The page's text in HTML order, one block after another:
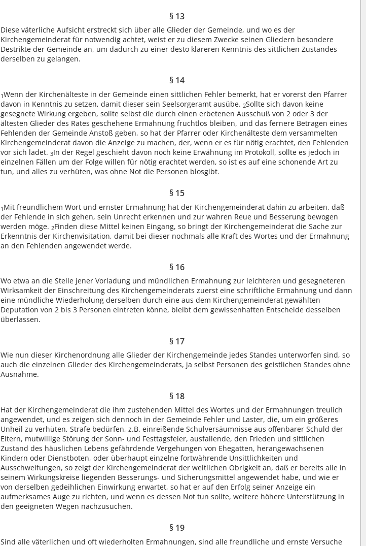
§ 13
Diese väterliche Aufsicht erstreckt sich über alle Glieder der Gemeinde, und wo es der
Kirchengemeinderat für notwendig achtet, weist er zu diesem Zwecke seinen Gliedern besondere
Destrikte der Gemeinde an, um dadurch zu einer desto klareren Kenntnis des sittlichen Zustandes
derselben zu gelangen.
§ 14
1Wenn der Kirchenälteste in der Gemeinde einen sittlichen Fehler bemerkt, hat er vorerst den Pfarrer
davon in Kenntnis zu setzen, damit dieser sein Seelsorgeramt ausübe. 2Sollte sich davon keine
gesegnete Wirkung ergeben, sollte selbst die durch einen erbetenen Ausschuß von 2 oder 3 der
ältesten Glieder des Rates geschehene Ermahnung fruchtlos bleiben, und das fernere Betragen eines
Fehlenden der Gemeinde Anstoß geben, so hat der Pfarrer oder Kirchenälteste dem versammelten
Kirchengemeinderat davon die Anzeige zu machen, der, wenn er es für nötig erachtet, den Fehlenden
vor sich ladet.3In der Regel geschieht davon noch keine Erwähnung im Protokoll, sollte es jedoch in
einzelnen Fällen um der Folge willen für nötig erachtet werden, so ist es auf eine schonende Art zu
tun, und alles zu verhüten, was ohne Not die Personen blosgibt.
§ 15
1 Mit freundlichem Wort und ernster Ermahnung hat der Kirchengemeinderat dahin zu arbeiten, daß
der Fehlende in sich gehen, sein Unrecht erkennen und zur wahren Reue und Besserung bewogen
werden möge. 2Finden diese Mittel keinen Eingang, so bringt der Kirchengemeinderat die Sache zur
Erkenntnis der Kirchenvisitation, damit bei dieser nochmals alle Kraft des Wortes und der Ermahnung
an den Fehlenden angewendet werde.
§ 16
Wo etwa an die Stelle jener Vorladung und mündlichen Ermahnung zur leichteren und gesegneteren
Wirksamkeit der Einschreitung des Kirchengemeinderats zuerst eine schriftliche Ermahnung und dann
eine mündliche Wiederholung derselben durch eine aus dem Kirchengemeinderat gewählten
Deputation von 2 bis 3 Personen eintreten könne, bleibt dem gewissenhaften Entscheide desselben
überlassen.
§ 17
Wie nun dieser Kirchenordnung alle Glieder der Kirchengemeinde jedes Standes unterworfen sind, so
auch die einzelnen Glieder des Kirchengemeinderats, ja selbst Personen des geistlichen Standes ohne
Ausnahme.
§ 18
Hat der Kirchengemeinderat die ihm zustehenden Mittel des Wortes und der Ermahnungen treulich
angewendet, und es zeigen sich dennoch in der Gemeinde Fehler und Laster, die, um ein größeres
Unheil zu verhüten, Strafe bedürfen, z.B. einreißende Schulversäumnisse aus offenbarer Schuld der
Eltern, mutwillige Störung der Sonn- und Festtagsfeier, ausfallende, den Frieden und sittlichen
Zustand des häuslichen Lebens gefährdende Vergehungen von Ehegatten, herangewachsenen
Kindern oder Dienstboten, oder überhaupt einzelne fortwährende Unsittlichkeiten und
Ausschweifungen, so zeigt der Kirchengemeinderat der weltlichen Obrigkeit an, daß er bereits alle in
seinem Wirkungskreise liegenden Besserungs- und Sicherungsmittel angewendet habe, und wie er
von derselben gedeihlichen Einwirkung erwartet, so hat er auf den Erfolg seiner Anzeige ein
aufmerksames Auge zu richten, und wenn es dessen Not tun sollte, weitere höhere Unterstützung in
den geeigneten Wegen nachzusuchen.
§ 19
Sind alle väterlichen und oft wiederholten Ermahnungen, sind alle freundliche und ernste Versuche